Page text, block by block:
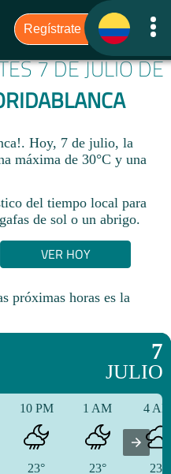
7 DE JULIO DE
Hoy, 7 de julio, la
máxima de 30°C y una
del tiempo local para
de sol o un abrigo.
VER HOY
próximas horas es la
7
JULIO
10 PM
23°
1 AM
23°
4
23°